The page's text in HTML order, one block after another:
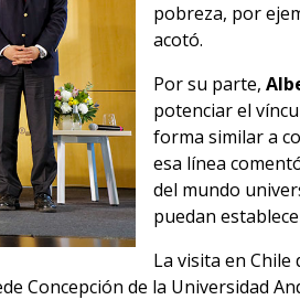
pobreza, por
acotó.
Por su parte,
potenciar el
forma similar a
esa línea
del mundo
puedan
La visita en
Concepción de la Universidad